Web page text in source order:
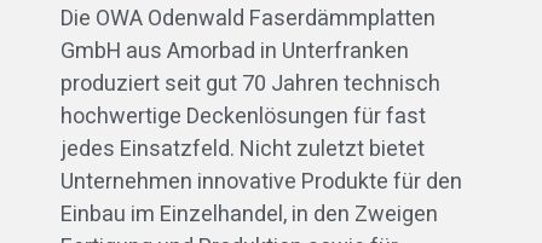
Die OWA Odenwald Faserdämmplatten
GmbH aus Amorbad in Unterfranken
produziert seit gut 70 Jahren technisch
hochwertige Deckenlösungen für fast
jedes Einsatzfeld. Nicht zuletzt bietet
Unternehmen innovative Produkte für den
Einbau im Einzelhandel, in den Zweigen